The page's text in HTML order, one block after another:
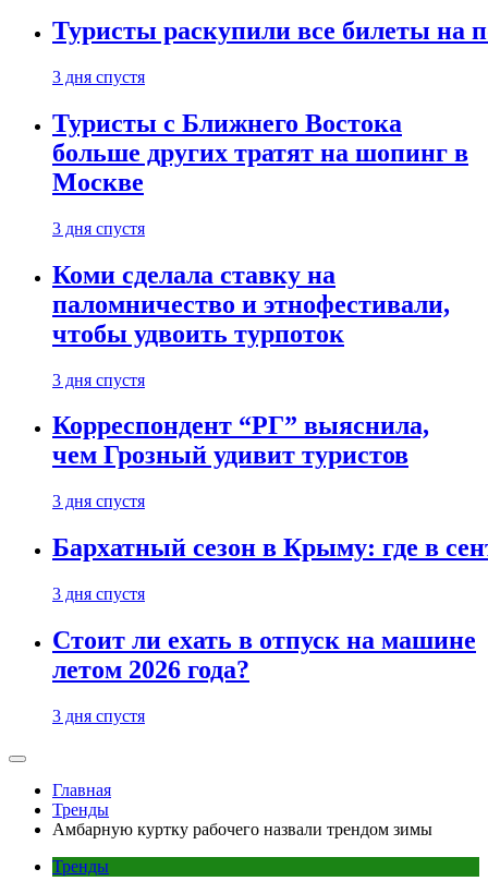
Туристы раскупили все билеты на
3 дня спустя
Туристы с Ближнего Востока
больше других тратят на шопинг в
Москве
3 дня спустя
Коми сделала ставку на
паломничество и этнофестивали,
чтобы удвоить турпоток
3 дня спустя
Корреспондент “РГ” выяснила,
чем Грозный удивит туристов
3 дня спустя
Бархатный сезон в Крыму: где в
3 дня спустя
Стоит ли ехать в отпуск на машине
летом 2026 года?
3 дня спустя
Главная
Тренды
Амбарную куртку рабочего назвали трендом зимы
Тренды